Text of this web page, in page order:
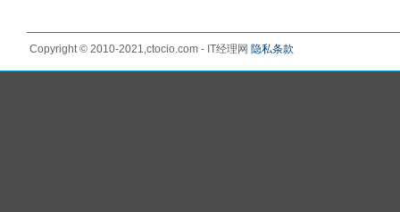
Copyright © 2010-2021,ctocio.com - IT经理网 隐私条款